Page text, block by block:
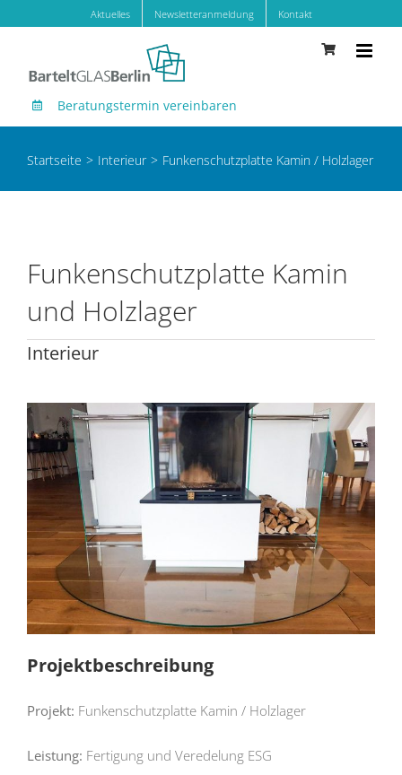
springen
Aktuelles Newsletteranmeldung Kontakt
Beratungstermin vereinbaren
Startseite Interieur Funkenschutzplatte Kamin / Holzlager
Funkenschutzplatte Kamin
und Holzlager
Interieur
Projektbeschreibung
Projekt: Funkenschutzplatte Kamin / Holzlager
Leistung: Fertigung und Veredelung ESG